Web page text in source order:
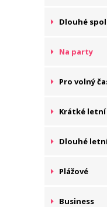
Dlouhé
Na party
Pro volný
Krátké letní
Dlouhé
Plážové
Business